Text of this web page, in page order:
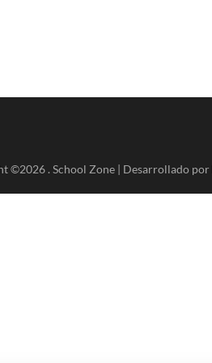
©2026 . School Zone | Desarrollado por